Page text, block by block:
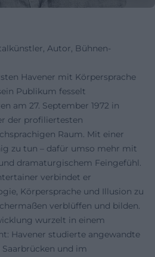
Autor, Bühnen-
Havener mit Körpersprache
Publikum fesselt
am 27. September 1972 in
der profiliertesten
Raum. Mit einer
zu tun – dafür umso mehr mit
dramaturgischem Feingefühl.
verbindet er
Körpersprache und Illusion zu
verblüffen und bilden.
wurzelt in einem
Havener studierte angewandte
und im